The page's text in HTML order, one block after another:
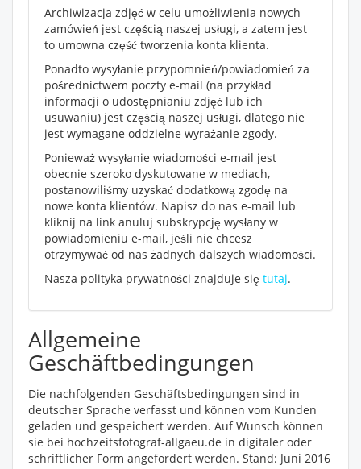
Archiwizacja zdjęć w celu umożliwienia nowych
zamówień jest częścią naszej usługi, a zatem jest
to umowna część tworzenia konta klienta.
Ponadto wysyłanie przypomnień/powiadomień za
pośrednictwem poczty e-mail (na przykład
informacji o udostępnianiu zdjęć lub ich
usuwaniu) jest częścią naszej usługi, dlatego nie
jest wymagane oddzielne wyrażanie zgody.
Ponieważ wysyłanie wiadomości e-mail jest
obecnie szeroko dyskutowane w mediach,
postanowiliśmy uzyskać dodatkową zgodę na
nowe konta klientów. Napisz do nas e-mail lub
kliknij na link anuluj subskrypcję wysłany w
powiadomieniu e-mail, jeśli nie chcesz
otrzymywać od nas żadnych dalszych wiadomości.
Nasza polityka prywatności znajduje się tutaj.
Allgemeine
Geschäftbedingungen
Die nachfolgenden Geschäftsbedingungen sind in
deutscher Sprache verfasst und können vom Kunden
geladen und gespeichert werden. Auf Wunsch können
sie bei hochzeitsfotograf-allgaeu.de in digitaler oder
schriftlicher Form angefordert werden. Stand: Juni 2016